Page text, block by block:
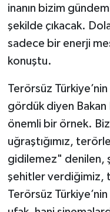
inanın bizim
şekilde çıkacak.
sadece bir enerji
konuştu.
Terörsüz
gördük diyen
önemli bir örnek.
uğraştığımız,
gidilemez" denilen,
şehitler verdiğimiz,
Terörsüz